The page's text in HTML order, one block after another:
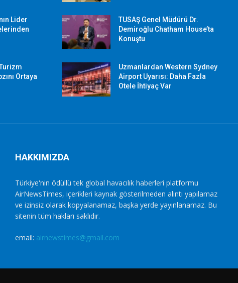
Lider
Ortaya
TUSAŞ Genel Müdürü Dr.
Demiroğlu Chatham House’ta
Konuştu
Uzmanlardan Western Sydney
Airport Uyarısı: Daha Fazla
Otele İhtiyaç Var
HAKKIMIZDA
Türkiye'nin ödüllü tek global havacılık haberleri platformu
AirNewsTimes, içerikleri kaynak gösterilmeden alıntı yapılamaz
ve izinsiz olarak kopyalanamaz, başka yerde yayınlanamaz. Bu
sitenin tüm hakları saklıdır.
email: airnewstimes@gmail.com